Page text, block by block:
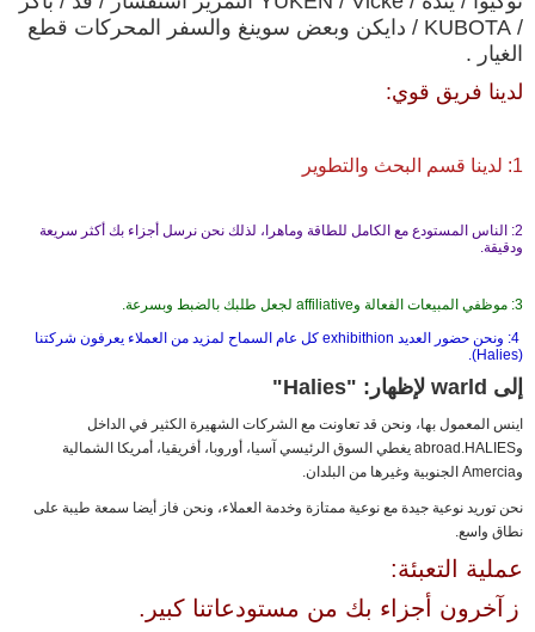
/ KUBOTA / دايكن وبعض سوينغ والسفر المحركات قطع
الغيار .
لدينا فريق قوي:
1: لدينا قسم البحث والتطوير
2: الناس المستودع مع الكامل للطاقة وماهرا، لذلك نحن نرسل أجزاء بك أكثر سريعة
ودقيقة.
3: موظفي المبيعات الفعالة وaffiliative لجعل طلبك بالضبط وبسرعة.
4: ونحن حضور العديد exhibithion كل عام السماح لمزيد من العملاء يعرفون شركتنا
(Halies).
إلى warld لإظهار: "Halies"
اينس المعمول بها، ونحن قد تعاونت مع الشركات الشهيرة الكثير في الداخل
وabroad.HALIES يغطي السوق الرئيسي آسيا، أوروبا، أفريقيا، أمريكا الشمالية
وAmercia الجنوبية وغيرها من البلدان.
نحن توريد نوعية جيدة مع نوعية ممتازة وخدمة العملاء، ونحن فاز أيضا سمعة طيبة على
نطاق واسع.
عملية التعبئة:
ز
آخرون أجزاء بك من مستودعاتنا كبير.